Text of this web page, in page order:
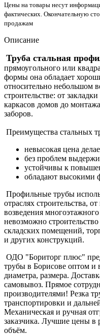
Цены на товары несут
фактических. Окончательную
продажам
Описание
Труба стальная
прямоугольного или
формы она обладает
относительно небольшом
строительстве: от
каркасов домов до
заборов.
Преимущества стальных
невысокая цена
без проблем
устойчивы к
обладают высокими
Профильные трубы
отраслях строительства,
возведения
невозможно
складских помещений,
и других конструкций.
ОДО "Бориторг плюс"
трубы в Борисове оптом и
диаметра, размера.
самовывоз. Прямое
производителями! Резка
транспортировки и
Механическая и ручная
заказчика. Лучшие цены
объём.